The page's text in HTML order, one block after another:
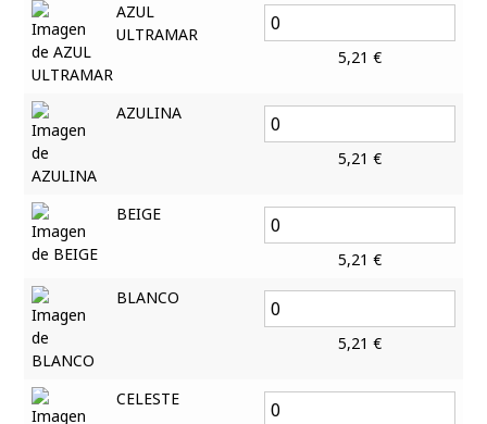
AZUL
ULTRAMAR
5,21 €
AZULINA
5,21 €
BEIGE
5,21 €
BLANCO
5,21 €
CELESTE